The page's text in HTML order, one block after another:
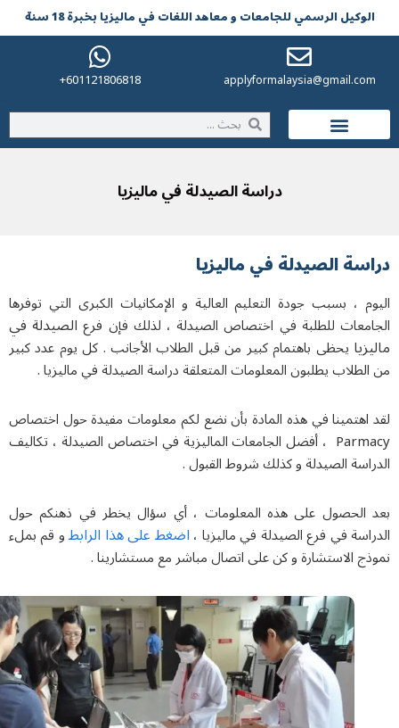
للجامعات و معاهد اللغات في مالیزیا بخبرة 18 سنة
601121806818+
دراسة الصيدلة في ماليزيا
في ماليزيا
جودة التعليم العالية و الإمكانيات الكبرى التي توفرها
في اختصاص الصيدلة ، لذلك فإن فرعالصيدلة في
باهتمام كبير من قبل الطلاب الأجانب . كل يوم عدد كبير
المعلومات المتعلقة دراسة الصيدلة في ماليزيا .
في هذه المادة بأن نضع لكم معلومات مفيدة حول اختصاص
Parmacy ، أفضل الجامعات الماليزية في اختصاص الصيدلة ، تكاليف
و كذلك شروط القبول .
على هذه المعلومات ، أي سؤال يخطر في ذهنكم حول
الصيدلة في ماليزيا ،اضغط على هذا الرابطو قم بملء
و كن على اتصال مباشر مع مستشارينا .